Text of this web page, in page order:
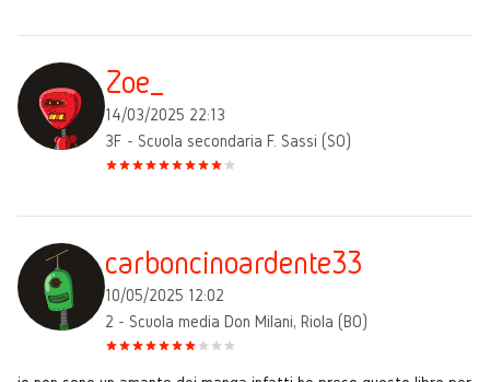
Zoe_
14/03/2025 22:13
3F - Scuola secondaria F. Sassi (SO)
carboncinoardente33
10/05/2025 12:02
2 - Scuola media Don Milani, Riola (BO)